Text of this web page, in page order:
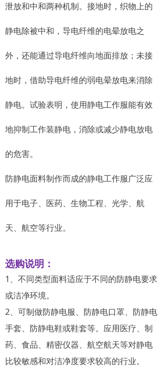
泄放和中和两种机制。接地时，织物上的
静电除被中和，导电纤维的电晕放电之
外，还能通过导电纤维向地面排放；未接
地时，借助导电纤维的弱电晕放电来消除
静电。试验表明，使用静电工作服能有效
地抑制工作装静电，消除或减少静电放电
的危害。
防静电面料制作而成的静电工作服广泛应
用于电子、医药、生物工程、光学、航
天、航空等行业。
选购说明 ：
1、不同类型面料适应于不同的防静电要求
或洁净环境。
2、可制做防静电服、防静电口罩、防静电
手套、防静电鞋或鞋套等。应用医疗、制
药、食品、精密仪器、航空航天等对静电
比较敏感和对洁净度要求较高的行业。